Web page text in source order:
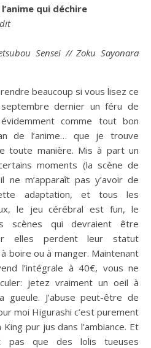
qui déchire
Sensei // Zoku Sayonara
beaucoup si vous lisez ce
dernier un féru de
évidemment comme tout bon
de l’anime… que je trouve
toute manière. Mis à part un
moments (la scène de
ne m’apparaît pas y’avoir de
adaptation, et tous les
le jeu cérébral est fun, le
scènes qui devraient être
elles perdent leur statut
boire ou à manger. Maintenant
l’intégrale à 40€, vous ne
jetez vraiment un oeil à
J’abuse peut-être de
moi Higurashi c’est purement
pur jus dans l’ambiance. Et
pas que des lolis tueuses